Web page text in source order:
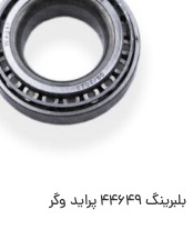
بلبرینگ 44649 پراید وگر